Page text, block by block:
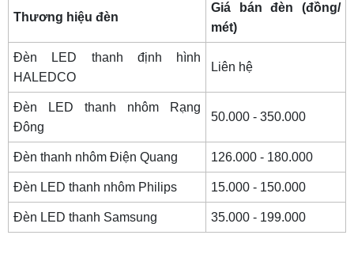
Thương hiệu đèn
Giá bán đèn (đồng/
mét)
Đèn LED thanh định hình
HALEDCO
Liên hệ
Đèn LED thanh nhôm Rạng
Đông
50.000 - 350.000
Đèn thanh nhôm Điện Quang 126.000 - 180.000
Đèn LED thanh nhôm Philips 15.000 - 150.000
Đèn LED thanh Samsung 35.000 - 199.000